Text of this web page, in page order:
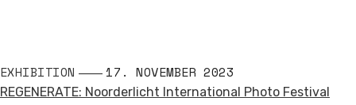
EXHIBITION 17. NOVEMBER 2023
REGENERATE: Noorderlicht International Photo Festival